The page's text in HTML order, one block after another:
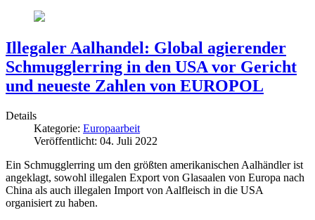
Illegaler Aalhandel: Global agierender
Schmugglerring in den USA vor Gericht
und neueste Zahlen von EUROPOL
Details
Kategorie: Europaarbeit
Veröffentlicht: 04. Juli 2022
Ein Schmugglerring um den größten amerikanischen Aalhändler ist
angeklagt, sowohl illegalen Export von Glasaalen von Europa nach
China als auch illegalen Import von Aalfleisch in die USA
organisiert zu haben.